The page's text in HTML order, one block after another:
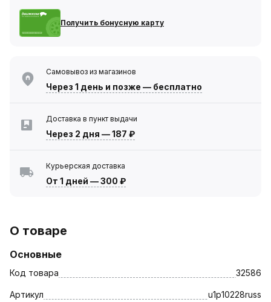
Получить бонусную карту
Самовывоз из магазинов
Через 1 день и позже — бесплатно
Доставка в пункт выдачи
Через 2 дня —187 ₽
Курьерская доставка
От 1 дней —300 ₽
О товаре
Основные
Код товара 32586
Артикул u1p10228russ